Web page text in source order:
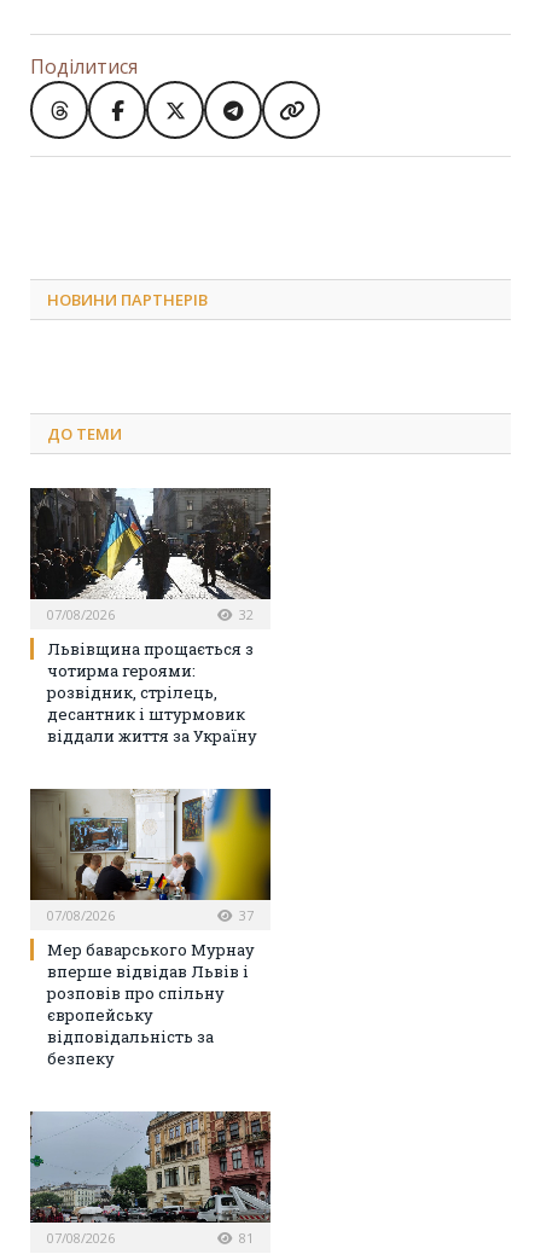
Поділитися
НОВИНИ ПАРТНЕРІВ
ДО ТЕМИ
07/08/2026 32
Львівщина прощається з
чотирма героями:
розвідник, стрілець,
десантник і штурмовик
віддали життя за Україну
07/08/2026 37
Мер баварського Мурнау
вперше відвідав Львів і
розповів про спільну
європейську
відповідальність за
безпеку
07/08/2026 81